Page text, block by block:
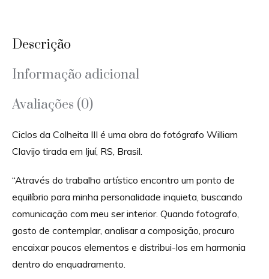
Descrição
Informação adicional
Avaliações (0)
Ciclos da Colheita III é uma obra do fotógrafo William
Clavijo tirada em Ijuí, RS, Brasil.
“Através do trabalho artístico encontro um ponto de
equilíbrio para minha personalidade inquieta, buscando
comunicação com meu ser interior. Quando fotografo,
gosto de contemplar, analisar a composição, procuro
encaixar poucos elementos e distribui-los em harmonia
dentro do enquadramento.